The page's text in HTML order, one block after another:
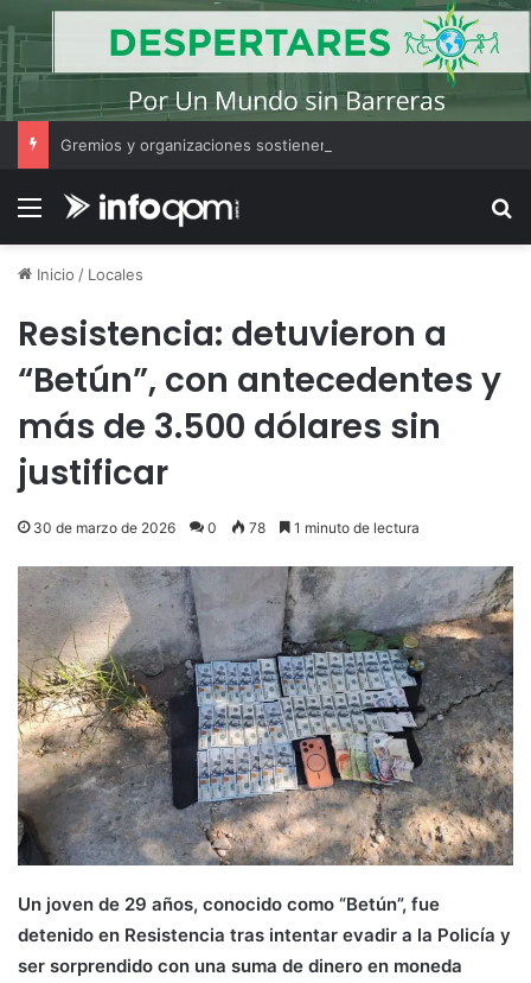
Menú
Inicio / Locales
Resistencia: detuvieron a
“Betún”, con antecedentes y
más de 3.500 dólares sin
justificar
30 de marzo de 2026 0 78 1 minuto de lectura
Un joven de 29 años, conocido como “Betún”, fue
detenido en Resistencia tras intentar evadir a la Policía y
ser sorprendido con una suma de dinero en moneda